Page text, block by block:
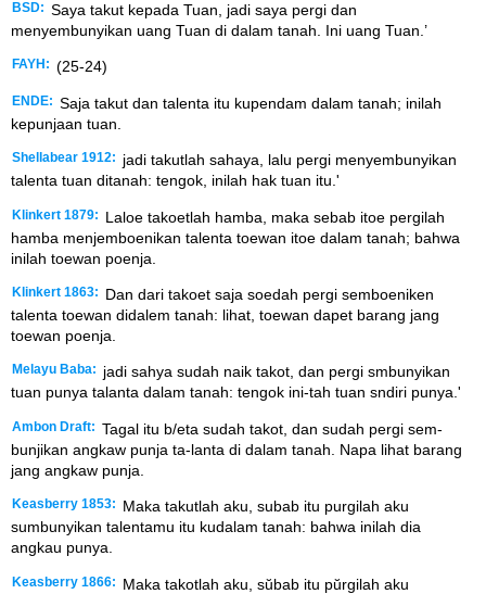
BSD: Saya takut kepada Tuan, jadi saya pergi dan
menyembunyikan uang Tuan di dalam tanah. Ini uang Tuan.’
FAYH: (25-24)
ENDE: Saja takut dan talenta itu kupendam dalam tanah; inilah
kepunjaan tuan.
Shellabear 1912:
jadi takutlah sahaya, lalu pergi menyembunyikan
talenta tuan ditanah: tengok, inilah hak tuan itu.'
Klinkert 1879:
Laloe takoetlah hamba, maka sebab itoe pergilah
hamba menjemboenikan talenta toewan itoe dalam tanah; bahwa
inilah toewan poenja.
Klinkert 1863:
Dan dari takoet saja soedah pergi semboeniken
talenta toewan didalem tanah: lihat, toewan dapet barang jang
toewan poenja.
Melayu Baba:
jadi sahya sudah naik takot, dan pergi smbunyikan
tuan punya talanta dalam tanah: tengok ini-tah tuan sndiri punya.'
Ambon Draft: Tagal itu b/eta sudah takot, dan sudah pergi sem-
bunjikan angkaw punja ta-lanta di dalam tanah. Napa lihat barang
jang angkaw punja.
Keasberry 1853:
Maka takutlah aku, subab itu purgilah aku
sumbunyikan talentamu itu kudalam tanah: bahwa inilah dia
angkau punya.
Keasberry 1866:
Maka takotlah aku, sŭbab itu pŭrgilah aku